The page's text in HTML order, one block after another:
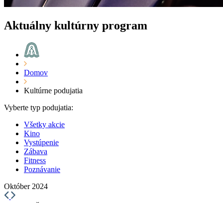
Aktuálny kultúrny program
Domov
Kultúrne podujatia
Vyberte typ podujatia:
Všetky akcie
Kino
Vystúpenie
Zábava
Fitness
Poznávanie
Október 2024